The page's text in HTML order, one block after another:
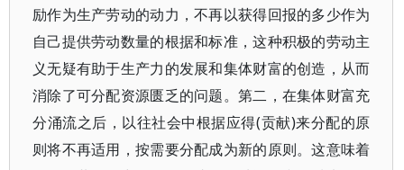
励作为生产劳动的动力，不再以获得回报的多少作为
自己提供劳动数量的根据和标准，这种积极的劳动主
义无疑有助于生产力的发展和集体财富的创造，从而
消除了可分配资源匮乏的问题。第二，在集体财富充
分涌流之后，以往社会中根据应得(贡献)来分配的原
则将不再适用，按需要分配成为新的原则。这意味着